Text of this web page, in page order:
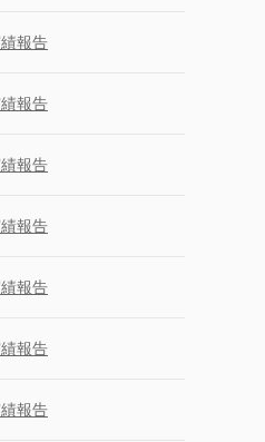
報告
報告
報告
報告
報告
報告
報告